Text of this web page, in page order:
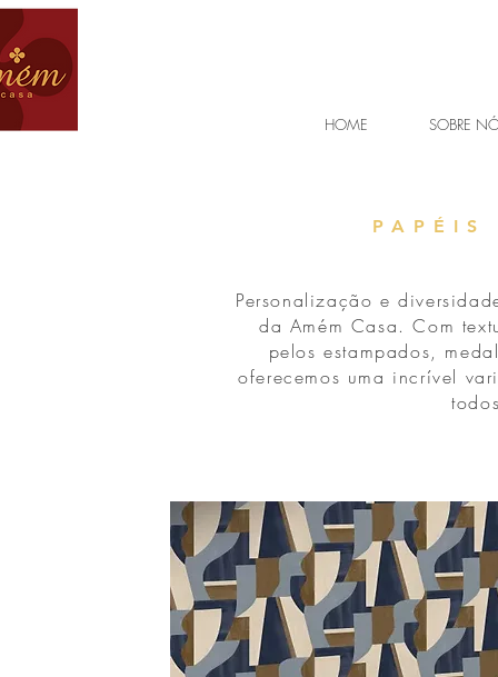
HOME SOBRE
PAPÉIS
Personalização e
da Amém Casa. Com
pelos estampados,
oferecemos uma incrível